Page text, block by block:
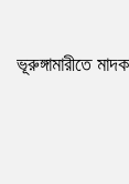
ভূরুঙ্গামারীতে